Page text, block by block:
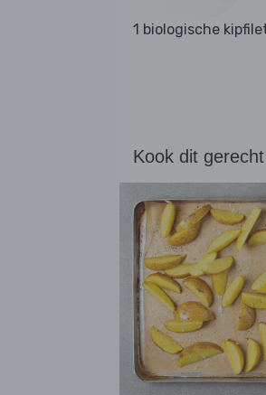
1 biologische
Kook dit